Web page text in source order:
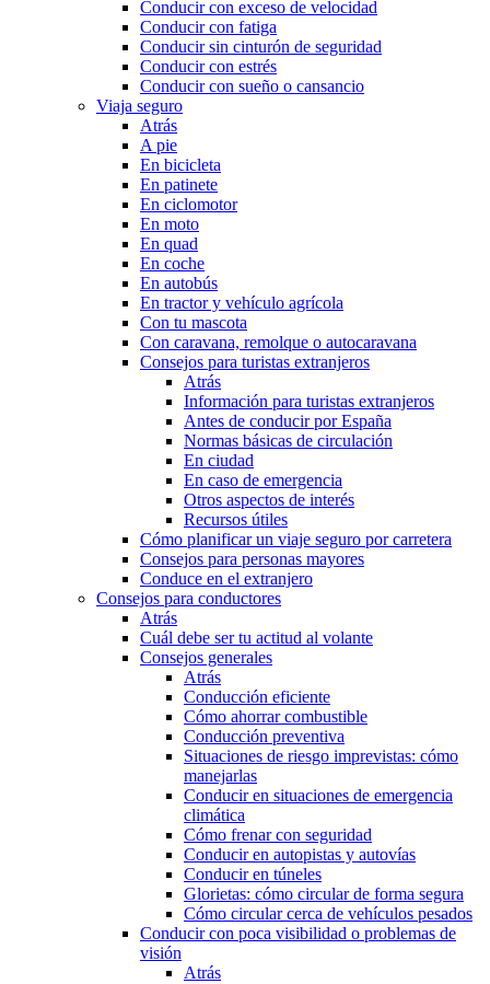
Conducir con exceso de velocidad
Conducir con fatiga
Conducir sin cinturón de seguridad
Conducir con estrés
Conducir con sueño o cansancio
Viaja seguro
Atrás
A pie
En bicicleta
En patinete
En ciclomotor
En moto
En quad
En coche
En autobús
En tractor y vehículo agrícola
Con tu mascota
Con caravana, remolque o autocaravana
Consejos para turistas extranjeros
Atrás
Información para turistas extranjeros
Antes de conducir por España
Normas básicas de circulación
En ciudad
En caso de emergencia
Otros aspectos de interés
Recursos útiles
Cómo planificar un viaje seguro por carretera
Consejos para personas mayores
Conduce en el extranjero
Consejos para conductores
Atrás
Cuál debe ser tu actitud al volante
Consejos generales
Atrás
Conducción eficiente
Cómo ahorrar combustible
Conducción preventiva
Situaciones de riesgo imprevistas: cómo
manejarlas
Conducir en situaciones de emergencia
climática
Cómo frenar con seguridad
Conducir en autopistas y autovías
Conducir en túneles
Glorietas: cómo circular de forma segura
Cómo circular cerca de vehículos pesados
Conducir con poca visibilidad o problemas de
visión
Atrás